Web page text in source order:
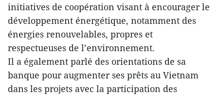
initiatives de coopération visant à encourager le
développement énergétique, notamment des
énergies renouvelables, propres et
respectueuses de l’environnement.
Il a également parlé des orientations de sa
banque pour augmenter ses prêts au Vietnam
dans les projets avec la participation des